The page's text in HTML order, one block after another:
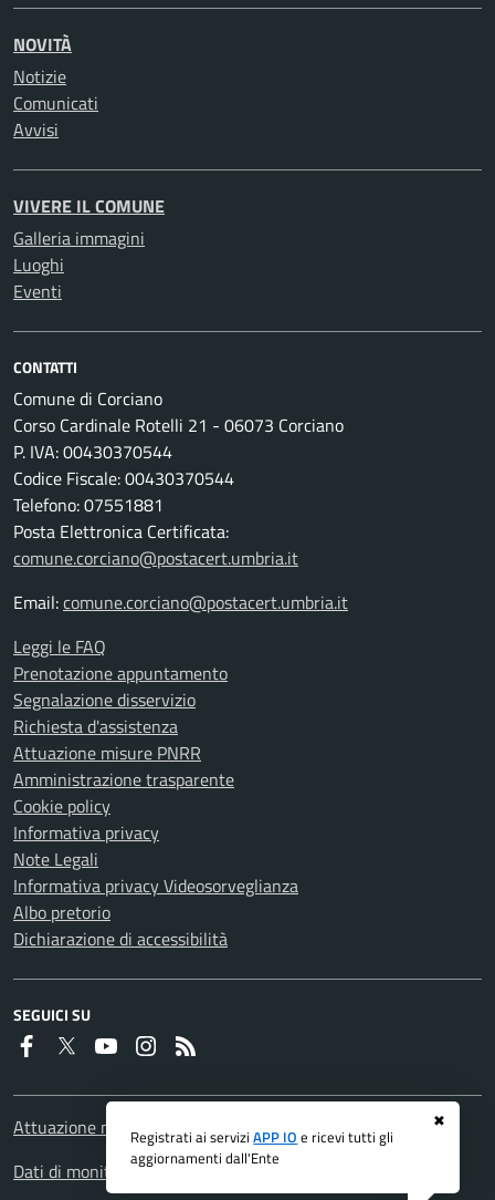
✖
Registrati ai serviziAPP IO e ricevi tutti gli
aggiornamenti dall'Ente
NOVITÀ
Notizie
Comunicati
Avvisi
VIVERE IL COMUNE
Galleria immagini
Luoghi
Eventi
CONTATTI
Comune di Corciano
Corso Cardinale Rotelli 21 - 06073 Corciano
P. IVA: 00430370544
Codice Fiscale: 00430370544
Telefono: 07551881
Posta Elettronica Certificata:
comune.corciano@postacert.umbria.it
Email:comune.corciano@postacert.umbria.it
Leggi le FAQ
Prenotazione appuntamento
Segnalazione disservizio
Richiesta d'assistenza
Attuazione misure PNRR
Amministrazione trasparente
Cookie policy
Informativa privacy
Note Legali
Informativa privacy Videosorveglianza
Albo pretorio
Dichiarazione di accessibilità
SEGUICI SU
Faceboook
Twitter YoutubeInstagram
Attuazione misure PNRR
Dati di monitoraggio